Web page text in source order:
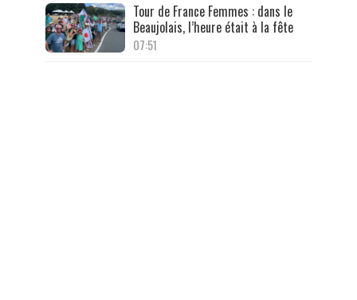
Tour de France Femmes : dans le
Beaujolais, l’heure était à la fête
07:51